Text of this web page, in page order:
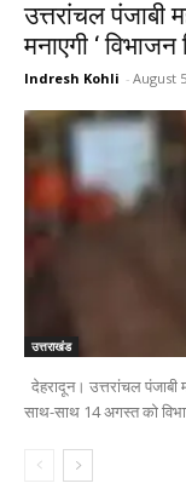
उत्तरांचल पंजाबी
मनाएगी ‘ विभाजन
Indresh Kohli - August
उत्तराखंड
देहरादून। उत्तरांचल पंजाबी
साथ-साथ 14 अगस्त को